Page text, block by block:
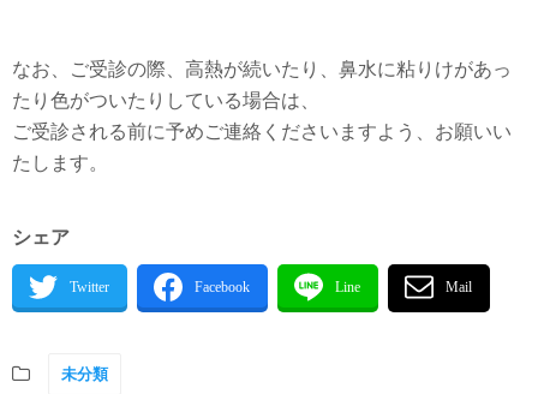
なお、ご受診の際、高熱が続いたり、鼻水に粘りけがあっ
たり色がついたりしている場合は、
ご受診される前に予めご連絡くださいますよう、お願いい
たします。
シェア
未分類